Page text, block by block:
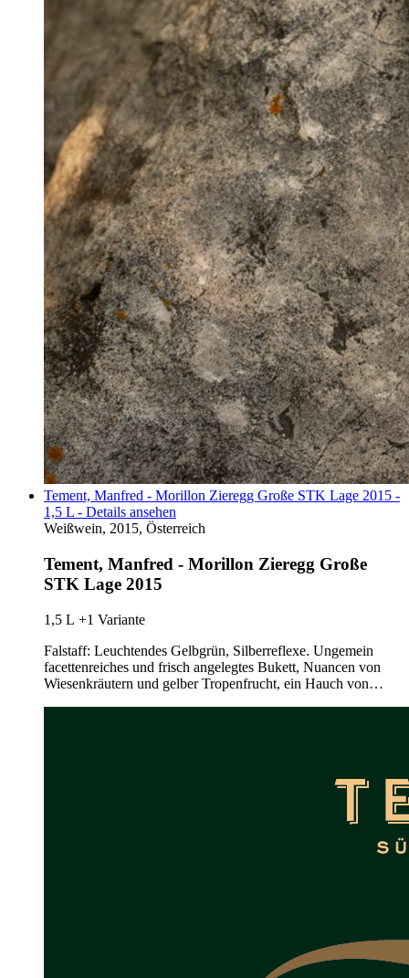
Tement, Manfred - Morillon Zieregg Große STK Lage 2015 -
1,5 L - Details ansehen
Weißwein, 2015, Österreich
Tement, Manfred - Morillon Zieregg Große
STK Lage 2015
1,5 L +1 Variante
Falstaff: Leuchtendes Gelbgrün, Silberreflexe. Ungemein
facettenreiches und frisch angelegtes Bukett, Nuancen von
Wiesenkräutern und gelber Tropenfrucht, ein Hauch von…